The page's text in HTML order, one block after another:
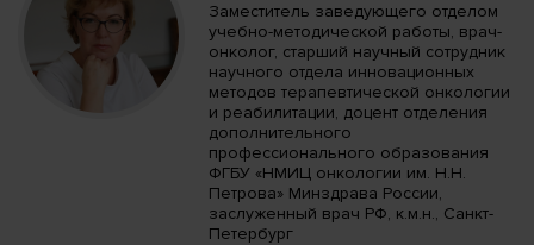
Заместитель заведующего отделом
учебно-методической работы, врач-
онколог, старший научный сотрудник
научного отдела инновационных
методов терапевтической онкологии
и реабилитации, доцент отделения
дополнительного
профессионального образования
ФГБУ «НМИЦ онкологии им. Н.Н.
Петрова» Минздрава России,
заслуженный врач РФ, к.м.н., Санкт-
Петербург